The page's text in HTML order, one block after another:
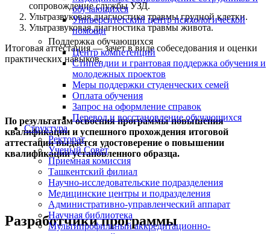
обучающихся
Университетский центр психологической
помощи
Поддержка обучающихся
Центр компетенций
Стипендии и грантовая поддержка обучения и
молодежных проектов
Меры поддержки студенческих семей
Оплата обучения
Запрос на оформление справок
Перевод и восстановление обучающихся
Структура
Ректорат
Ученый Совет
Приемная комиссия
Ташкентский филиал
Научно-исследовательские подразделения
Медицинские центры и подразделения
Административно-управленческий аппарат
Научная библиотека
Мультипрофильный аккредитационно-
сопровождение службы УЗД.
Ультразвуковая диагностика травмы грудной клетки.
Ультразвуковая диагностика травмы живота.
Итоговая аттестация — зачет в виде собеседования и оценки
практических навыков.
По результатам освоения программы повышения
квалификации и успешного прохождения итоговой
аттестации выдаётся удостоверение о повышении
квалификации установленного образца.
Разработчики программы